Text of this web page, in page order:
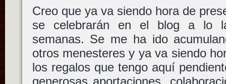
Creo que ya va siendo hora de
se celebrarán en el blog a lo
semanas. Se me ha ido
otros menesteres y ya va siendo
los regalos que tengo aquí
generosas aportaciones,